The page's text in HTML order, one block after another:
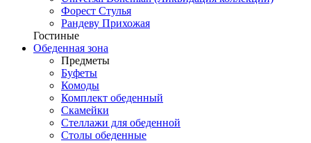
Форест Стулья
Рандеву Прихожая
Гостиные
Обеденная зона
Предметы
Буфеты
Комоды
Комплект обеденный
Скамейки
Стеллажи для обеденной
Столы обеденные